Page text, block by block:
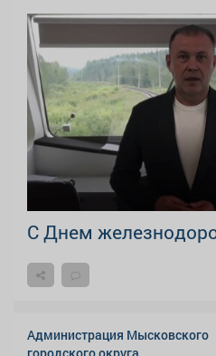
С Днем
Администрация Мысковского